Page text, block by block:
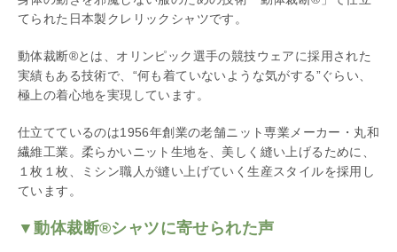
てられた日本製クレリックシャツです。
動体裁断®とは、オリンピック選手の競技ウェアに採用された
実績もある技術で、“何も着ていないような気がする”ぐらい、
極上の着心地を実現しています。
仕立てているのは1956年創業の老舗ニット専業メーカー・丸和
繊維工業。柔らかいニット生地を、美しく縫い上げるために、
１枚１枚、ミシン職人が縫い上げていく生産スタイルを採用し
ています。
▼動体裁断®シャツに寄せられた声